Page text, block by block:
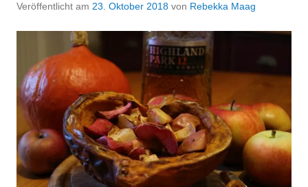
Veröffentlicht am 23. Oktober 2018 von Rebekka Maag